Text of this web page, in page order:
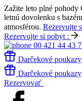
Zažite leto plné pohody
letnú dovolenku s
atmosférou. Rezervujte
Rezervujte si pobyt :
00 421 44 43
Darčekové poukazy
Darčekové poukazy
Rezervovať